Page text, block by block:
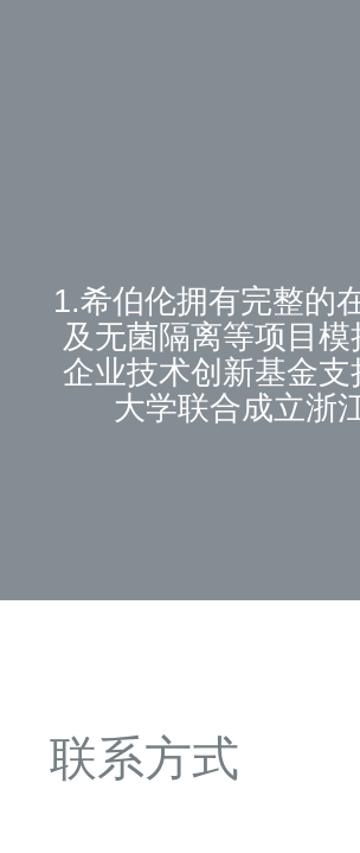
1.希伯伦拥有完整的
及无菌隔离等项目
企业技术创新基金
大学联合成立浙
联系方式